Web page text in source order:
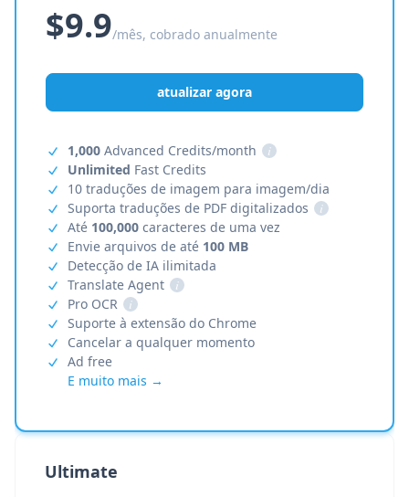
$9.9/mês, cobrado anualmente
atualizar agora
1,000 Advanced Credits/month
i
Unlimited Fast Credits
10 traduções de imagem para imagem/dia
Suporta traduções de PDF digitalizados
i
Até 100,000 caracteres de uma vez
Envie arquivos de até 100 MB
Detecção de IA ilimitada
Translate Agent
i
Pro OCR
i
Suporte à extensão do Chrome
Cancelar a qualquer momento
Ad free
E muito mais →
Ultimate